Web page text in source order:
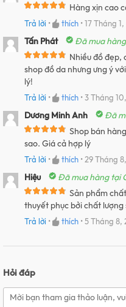
Hàng xịn cao
Trả lời • thích •17 Tháng
Tấn Phát
Đã mua
Nhiều đồ đẹp,
shop đồ da nhưng ưng ý
lý!
Trả lời • thích •3 Tháng
Dương Minh Anh
Đã
Shop bán
sao. Giá cả hợp lý
Trả lời • thích •29 Tháng
Hiệu
Đã mua hàng tại
Sản phẩm
thuyết phục bởi chất lượng
Trả lời • thích •5 Tháng 8,
Hỏi đáp